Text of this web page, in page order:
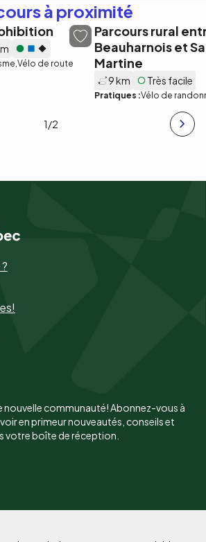
à proximité
Vélo de route
Parcours rural
Beauharnois et
Martine
9 km Très facile
Pratiques :Vélo de
1/2
nouvelle communauté! Abonnez-vous à
en primeur nouveautés, conseils et
votre boîte de réception.